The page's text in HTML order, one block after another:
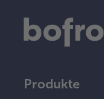
Produkte